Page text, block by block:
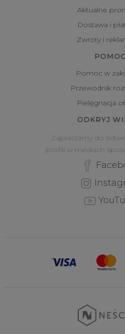
Aktualne
Dostawa i
Zwroty i
POMOC
Pomoc w
Przewodnik
Pielęgnacja
ODKRYJ
Zapraszamy do
profili w mediach